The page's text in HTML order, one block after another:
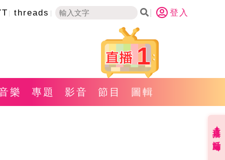
threads 登入
1
樂 專題 影音 節目 圖輯
直播✦活動